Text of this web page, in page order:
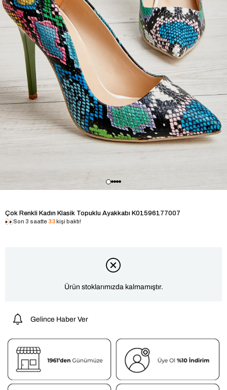
Çok Renkli Kadın Klasik Topuklu Ayakkabı K01596177007
Son 3 saatte 33kişi baktı!
Ürün stoklarımızda kalmamıştır.
Gelince Haber Ver